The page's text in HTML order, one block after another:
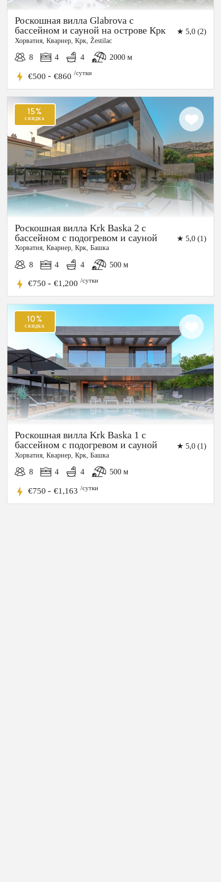
Роскошная вилла Glabrova с
бассейном и сауной на острове Крк
★ 5,0 (2)
Хорватия, Кварнер, Крк, Žestilac
8 4 4 2000 м
€500 - €860 /сутки
15%
Роскошная вилла Krk Baska 2 с
бассейном с подогревом и сауной
★ 5,0 (1)
Хорватия, Кварнер, Крк, Башка
8 4 4 500 м
€750 - €1,200 /сутки
10%
Роскошная вилла Krk Baska 1 с
бассейном с подогревом и сауной
★ 5,0 (1)
Хорватия, Кварнер, Крк, Башка
8 4 4 500 м
€750 - €1,163 /сутки